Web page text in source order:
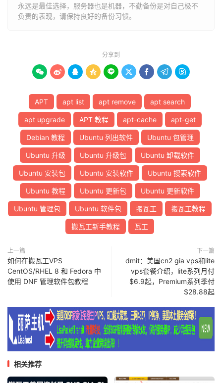
永远是最佳选择，服务器也是机器，不勤备份是对自己极不
负责的表现，请保持良好的备份习惯。
分享到
        
APT apt list apt remove apt search
apt upgrade APT 教程 apt-cache apt-get
Debian 教程 Ubuntu 列出软件 Ubuntu 包管理
Ubuntu 升级 Ubuntu 升级包 Ubuntu 卸载软件
Ubuntu 安装包 Ubuntu 安装软件 Ubuntu 搜索软件
Ubuntu 教程 Ubuntu 更新包 Ubuntu 更新软件
Ubuntu 管理包 Ubuntu 软件包 搬瓦工 搬瓦工教程
搬瓦工新手教程 瓦工
上一篇
如何在搬瓦工VPS
CentOS/RHEL 8 和 Fedora 中
使用 DNF 管理软件包教程
下一篇
dmit：美国cn2 gia vps和lite
vps套餐介绍，lite系列月付
$6.9起，Premium系列季付
$28.88起
相关推荐